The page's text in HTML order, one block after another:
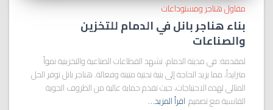
مقاول هناجر ومستوداعات
بناء هناجر بانل في الدمام للتخزين
والصناعات
لمقدمة: في مدينة الدمام، تشهد القطاعات الصناعية والتخزينية نمواً
متزايداً، مما يزيد الحاجة إلى بنية تحتية متينة وفعالة. هناجر بانل توفر الحل
المثالي لهذه الاحتياجات، حيث تقدم حماية عالية من الظروف الجوية
القاسية مع تصميم اقرأ المزيد…